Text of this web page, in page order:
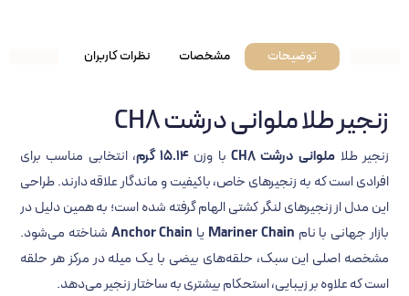
توضیحات مشخصات نظرات کاربران
زنجیر طلا ملوانی درشت CH8
زنجیر طلا ملوانی درشت CH8 با وزن 15.14 گرم
، انتخابی مناسب برای
افرادی است که به زنجیرهای خاص، باکیفیت و ماندگار علاقه دارند. طراحی
این مدل از زنجیرهای لنگر کشتی الهام گرفته شده است؛ به همین دلیل در
بازار جهانی با نام Mariner Chain یا Anchor Chain شناخته می‌شود.
مشخصه اصلی این سبک، حلقه‌های بیضی با یک میله در مرکز هر حلقه
است که علاوه بر زیبایی، استحکام بیشتری به ساختار زنجیر می‌دهد.